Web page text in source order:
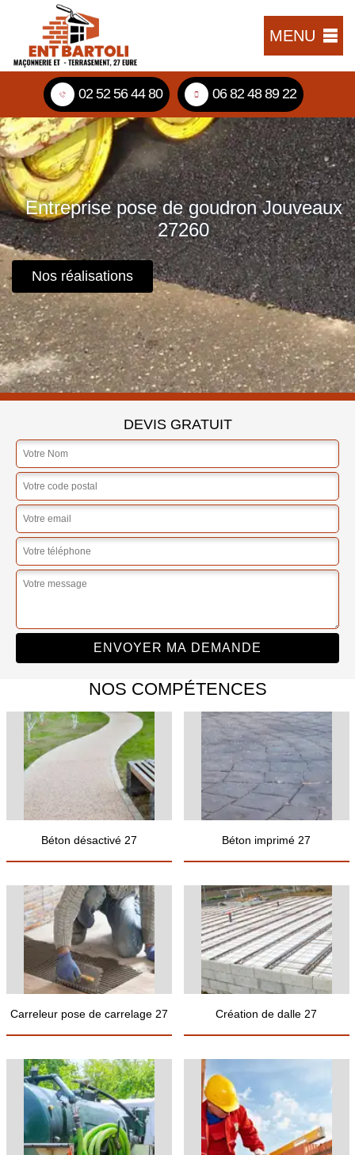
MENU
02 52 56 44 80 06 82 48 89 22
Entreprise pose de goudron Jouveaux
27260
Nos réalisations
DEVIS GRATUIT
NOS COMPÉTENCES
Béton désactivé 27 Béton imprimé 27
Carreleur pose de carrelage 27 Création de dalle 27